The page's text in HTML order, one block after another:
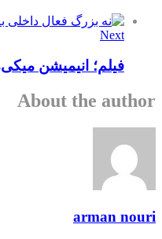
Next
فیلم؛ انیمیشن
About the author
arman nouri